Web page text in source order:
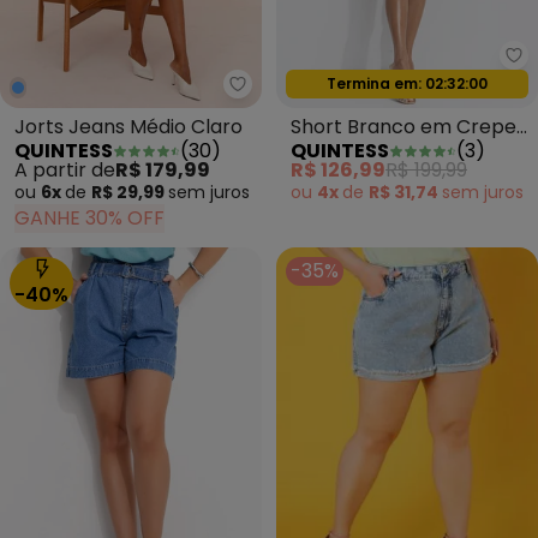
Quintess - Jorts Jeans Médio
Jorts Jeans Médio Claro
QUINTESS
(30)
A partir deR$ 179,99
ou 6x de R$ 29,99 sem juros
GANHE 30% OFF
Oferta relâmpago
Termina em: 02:31:58
Short Branco em Crepe
Plano
QUINTESS (3)
R$ 126,99R$ 199,99
ou 4x de R$ 31,74 sem juros
-40%
-35%